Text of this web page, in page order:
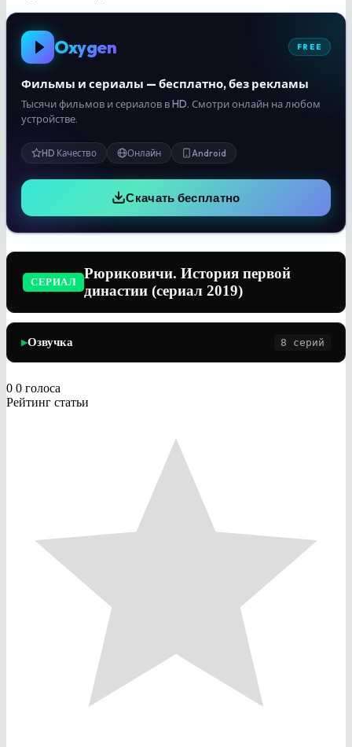
Oxygen FREE
Фильмы и сериалы — бесплатно, без рекламы
Тысячи фильмов и сериалов в HD. Смотри онлайн на любом
устройстве.
HD Качество Онлайн Android
Скачать бесплатно
СЕРИАЛ
Рюриковичи. История первой
династии (сериал 2019)
▶Озвучка 8 серий
0 0 голоса
Рейтинг статьи